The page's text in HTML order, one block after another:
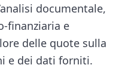
documentale,
finanziaria e
delle quote sulla
e dei dati forniti.